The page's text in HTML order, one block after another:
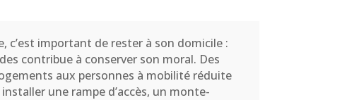
c’est important de rester à son domicile :
contribue à conserver son moral. Des
aux personnes à mobilité réduite
une rampe d’accès, un monte-